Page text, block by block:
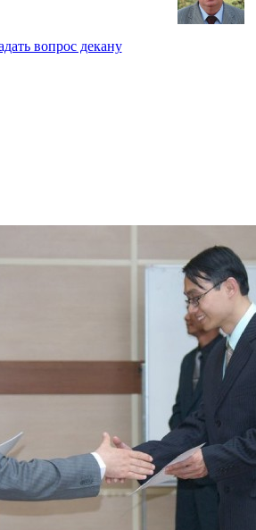
вопрос декану